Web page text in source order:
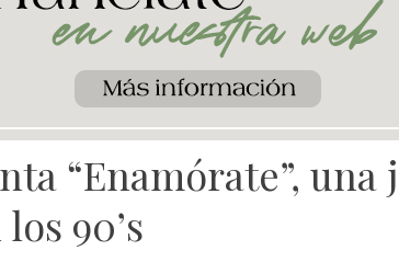
“Enamórate”, una
90’s